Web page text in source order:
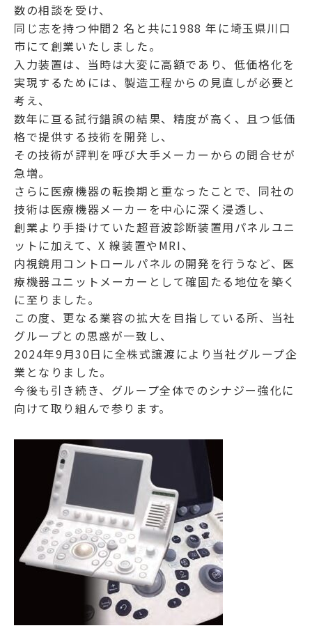
数の相談を受け、
同じ志を持つ仲間2 名と共に1988 年に埼玉県川口
市にて創業いたしました。
入力装置は、当時は大変に高額であり、低価格化を
実現するためには、製造工程からの見直しが必要と
考え、
数年に亘る試行錯誤の結果、精度が高く、且つ低価
格で提供する技術を開発し、
その技術が評判を呼び大手メーカーからの問合せが
急増。
さらに医療機器の転換期と重なったことで、同社の
技術は医療機器メーカーを中心に深く浸透し、
創業より手掛けていた超音波診断装置用パネルユニ
ットに加えて、X 線装置やMRI、
内視鏡用コントロールパネルの開発を行うなど、医
療機器ユニットメーカーとして確固たる地位を築く
に至りました。
この度、更なる業容の拡大を目指している所、当社
グループとの思惑が一致し、
2024年9月30日に全株式譲渡により当社グループ企
業となりました。
今後も引き続き、グループ全体でのシナジー強化に
向けて取り組んで参ります。